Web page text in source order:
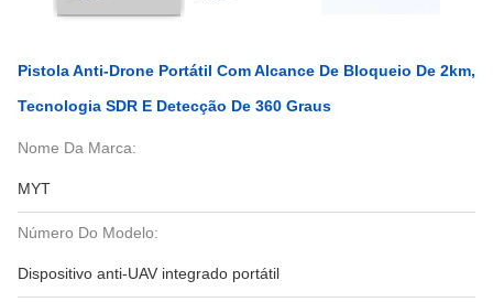
Pistola Anti-Drone Portátil Com Alcance De Bloqueio De 2km,
Tecnologia SDR E Detecção De 360 Graus
Nome Da Marca:
MYT
Número Do Modelo:
Dispositivo anti-UAV integrado portátil